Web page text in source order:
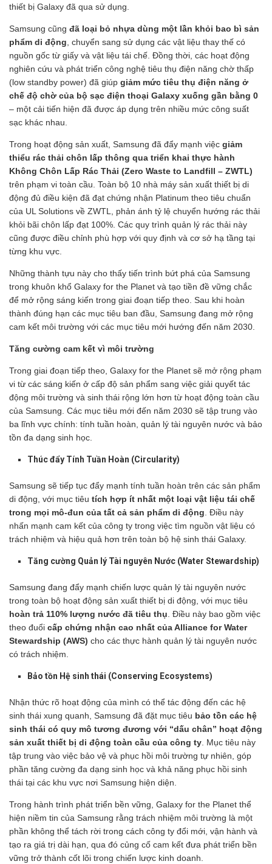
thiết bị Galaxy đã qua sử dụng.
Samsung cũng đã loại bỏ nhựa dùng một lần khỏi bao bì sản
phẩm di động, chuyển sang sử dụng các vật liệu thay thế có
nguồn gốc từ giấy và vật liệu tái chế. Đồng thời, các hoạt động
nghiên cứu và phát triển công nghệ tiêu thụ điện năng chờ thấp
(low standby power) đã giúp giảm mức tiêu thụ điện năng ở
chế độ chờ của bộ sạc điện thoại Galaxy xuống gần bằng 0
– một cải tiến hiện đã được áp dụng trên nhiều mức công suất
sạc khác nhau.
Trong hoạt động sản xuất, Samsung đã đẩy mạnh việc giảm
thiểu rác thải chôn lấp thông qua triển khai thực hành
Không Chôn Lấp Rác Thải (Zero Waste to Landfill – ZWTL)
trên phạm vi toàn cầu. Toàn bộ 10 nhà máy sản xuất thiết bị di
động đủ điều kiện đã đạt chứng nhận Platinum theo tiêu chuẩn
của UL Solutions về ZWTL, phản ánh tỷ lệ chuyển hướng rác thải
khỏi bãi chôn lấp đạt 100%. Các quy trình quản lý rác thải này
cũng được điều chỉnh phù hợp với quy định và cơ sở hạ tầng tại
từng khu vực.
Những thành tựu này cho thấy tiến trình bứt phá của Samsung
trong khuôn khổ Galaxy for the Planet và tạo tiền đề vững chắc
để mở rộng sáng kiến trong giai đoạn tiếp theo. Sau khi hoàn
thành đúng hạn các mục tiêu ban đầu, Samsung đang mở rộng
cam kết môi trường với các mục tiêu mới hướng đến năm 2030.
Tăng cường cam kết vì môi trường
Trong giai đoạn tiếp theo, Galaxy for the Planet sẽ mở rộng phạm
vi từ các sáng kiến ở cấp độ sản phẩm sang việc giải quyết tác
động môi trường và sinh thái rộng lớn hơn từ hoạt động toàn cầu
của Samsung. Các mục tiêu mới đến năm 2030 sẽ tập trung vào
ba lĩnh vực chính: tính tuần hoàn, quản lý tài nguyên nước và bảo
tồn đa dạng sinh học.
Thúc đẩy Tính Tuần Hoàn (Circularity)
Samsung sẽ tiếp tục đẩy mạnh tính tuần hoàn trên các sản phẩm
di động, với mục tiêu tích hợp ít nhất một loại vật liệu tái chế
trong mọi mô-đun của tất cả sản phẩm di động. Điều này
nhấn mạnh cam kết của công ty trong việc tìm nguồn vật liệu có
trách nhiệm và hiệu quả hơn trên toàn bộ hệ sinh thái Galaxy.
Tăng cường Quản lý Tài nguyên Nước (Water Stewardship)
Samsung đang đẩy mạnh chiến lược quản lý tài nguyên nước
trong toàn bộ hoạt động sản xuất thiết bị di động, với mục tiêu
hoàn trả 110% lượng nước đã tiêu thụ. Điều này bao gồm việc
theo đuổi cấp chứng nhận cao nhất của Alliance for Water
Stewardship (AWS) cho các thực hành quản lý tài nguyên nước
có trách nhiệm.
Bảo tồn Hệ sinh thái (Conserving Ecosystems)
Nhận thức rõ hoạt động của mình có thể tác động đến các hệ
sinh thái xung quanh, Samsung đã đặt mục tiêu bảo tồn các hệ
sinh thái có quy mô tương đương với “dấu chân” hoạt động
sản xuất thiết bị di động toàn cầu của công ty. Mục tiêu này
tập trung vào việc bảo vệ và phục hồi môi trường tự nhiên, góp
phần tăng cường đa dạng sinh học và khả năng phục hồi sinh
thái tại các khu vực nơi Samsung hiện diện.
Trong hành trình phát triển bền vững, Galaxy for the Planet thể
hiện niềm tin của Samsung rằng trách nhiệm môi trường là một
phần không thể tách rời trong cách công ty đổi mới, vận hành và
tạo ra giá trị dài hạn, qua đó củng cố cam kết đưa phát triển bền
vững trở thành cốt lõi trong chiến lược kinh doanh.